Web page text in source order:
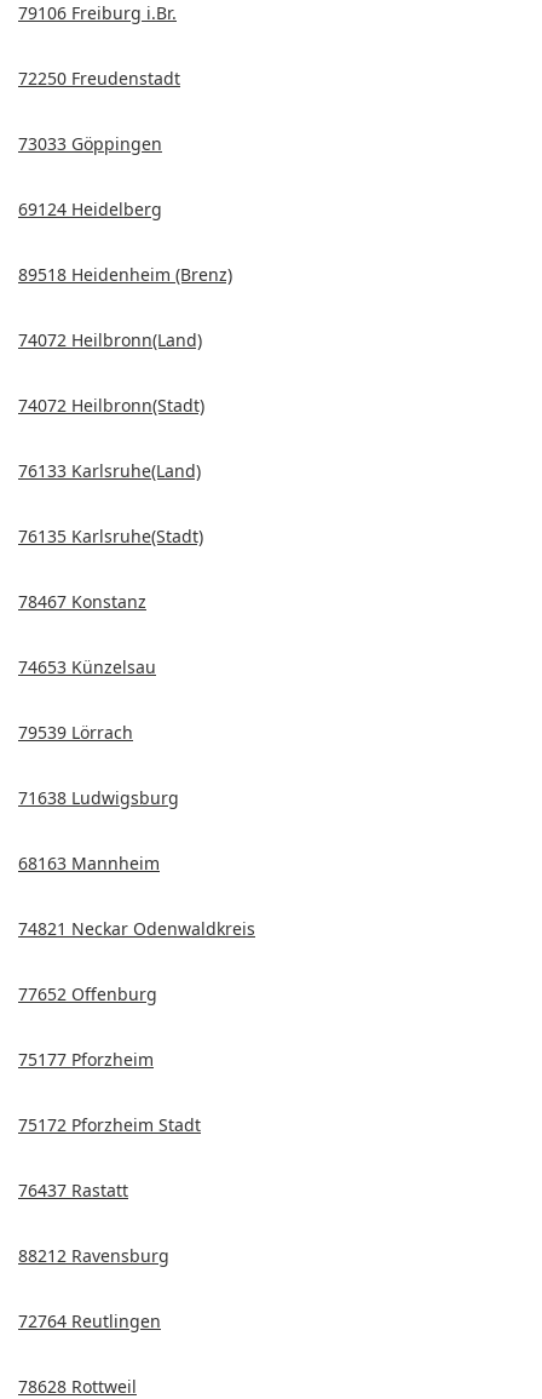
79106 Freiburg i.Br.
72250 Freudenstadt
73033 Göppingen
69124 Heidelberg
89518 Heidenheim (Brenz)
74072 Heilbronn(Land)
74072 Heilbronn(Stadt)
76133 Karlsruhe(Land)
76135 Karlsruhe(Stadt)
78467 Konstanz
74653 Künzelsau
79539 Lörrach
71638 Ludwigsburg
68163 Mannheim
74821 Neckar Odenwaldkreis
77652 Offenburg
75177 Pforzheim
75172 Pforzheim Stadt
76437 Rastatt
88212 Ravensburg
72764 Reutlingen
78628 Rottweil